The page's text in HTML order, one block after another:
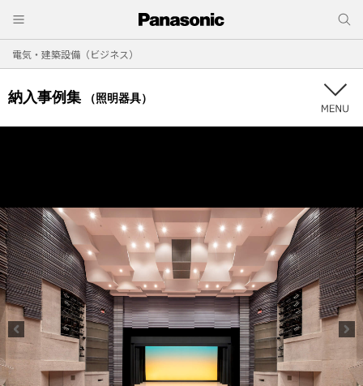
電気・建築設備（ビジネス）
納入事例集 （照明器具）